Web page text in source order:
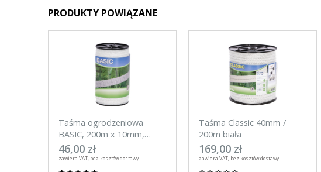
PRODUKTY POWIĄZANE
Taśma ogrodzeniowa
BASIC, 200m x 10mm,
biała, Kerbl
46,00 zł
zawiera VAT, bez kosztów dostawy
Taśma Classic 40mm /
200m biała
169,00 zł
zawiera VAT, bez kosztów dostawy